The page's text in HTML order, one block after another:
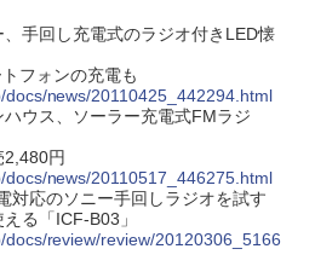
、手回し充電式のラジオ付きLED懐
フォンの充電も
news/20110425_442294.html
ハウス、ソーラー充電式FMラジ
2,480円
news/20110517_446275.html
対応のソニー手回しラジオを試す
る「ICF-B03」
review/review/20120306_5166